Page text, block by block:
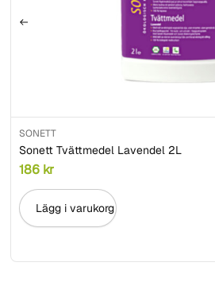
SONETT
Sonett Tvättmedel Lavendel 2L
186 kr
Lägg i varukorg